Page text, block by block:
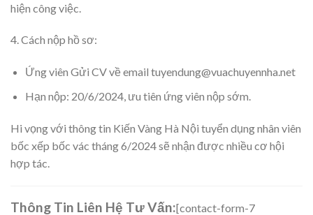
hiện công việc.
4. Cách nộp hồ sơ:
Ứng viên Gửi CV về email tuyendung@vuachuyennha.net
Hạn nộp: 20/6/2024, ưu tiên ứng viên nộp sớm.
Hi vọng với thông tin Kiến Vàng Hà Nội tuyển dụng nhân viên
bốc xếp bốc vác tháng 6/2024 sẽ nhận được nhiều cơ hội
hợp tác.
Thông Tin Liên Hệ Tư Vấn:[contact-form-7